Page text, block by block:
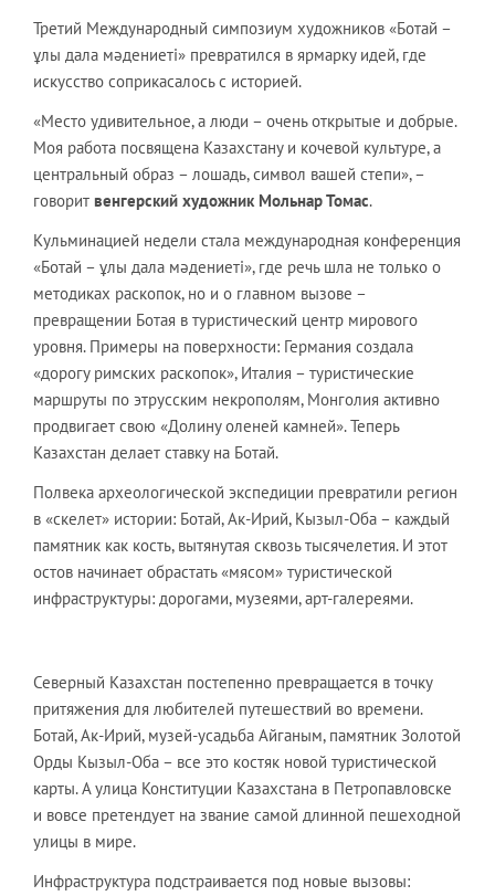
Третий Международный симпозиум художников «Ботай –
ұлы дала мәдениеті» превратился в ярмарку идей, где
искусство соприкасалось с историей.
«Место удивительное, а люди – очень открытые и добрые.
Моя работа посвящена Казахстану и кочевой культуре, а
центральный образ – лошадь, символ вашей степи», –
говорит венгерский художник Мольнар Томас.
Кульминацией недели стала международная конференция
«Ботай – ұлы дала мәдениеті», где речь шла не только о
методиках раскопок, но и о главном вызове –
превращении Ботая в туристический центр мирового
уровня. Примеры на поверхности: Германия создала
«дорогу римских раскопок», Италия – туристические
маршруты по этрусским некрополям, Монголия активно
продвигает свою «Долину оленей камней». Теперь
Казахстан делает ставку на Ботай.
Полвека археологической экспедиции превратили регион
в «скелет» истории: Ботай, Ак-Ирий, Кызыл-Оба – каждый
памятник как кость, вытянутая сквозь тысячелетия. И этот
остов начинает обрастать «мясом» туристической
инфраструктуры: дорогами, музеями, арт-галереями.
Северный Казахстан постепенно превращается в точку
притяжения для любителей путешествий во времени.
Ботай, Ак-Ирий, музей-усадьба Айганым, памятник Золотой
Орды Кызыл-Оба – все это костяк новой туристической
карты. А улица Конституции Казахстана в Петропавловске
и вовсе претендует на звание самой длинной пешеходной
улицы в мире.
Инфраструктура подстраивается под новые вызовы: